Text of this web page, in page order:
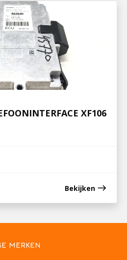
XF106
Bekijken east
MERKEN